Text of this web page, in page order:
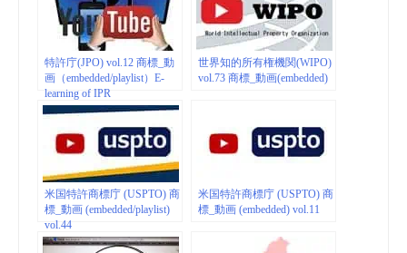
Relevant Applications | Mintz –
Trademark & Copyright
Viewpoints – JDSupra
特許庁(JPO) vol.12 商標_動
画（embedded/playlist）E-
learning of IPR
世界知的所有権機関(WIPO)
vol.73 商標_動画(embedded)
米国特許商標庁 (USPTO) 商
標_動画 (embedded/playlist)
vol.44
米国特許商標庁 (USPTO) 商
標_動画 (embedded) vol.11